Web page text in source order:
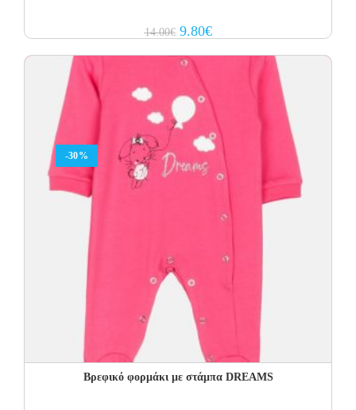
14.00€ Original
price
14.00€.
9.80€Current
price
-30%
Βρεφικό φορμάκι με στάμπα DREAMS